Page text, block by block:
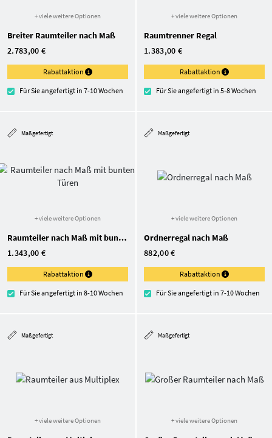
+ viele weitere Optionen
Breiter Raumteiler nach Maß
2.783,00 €
Rabattaktion
Für Sie angefertigt in 7-10 Wochen
+ viele weitere Optionen
Raumtrenner Regal
1.383,00 €
Rabattaktion
Für Sie angefertigt in 5-8 Wochen
Maßgefertigt
+ viele weitere Optionen
Raumteiler nach Maß mit bunten Türen
1.343,00 €
Rabattaktion
Für Sie angefertigt in 8-10 Wochen
Maßgefertigt
+ viele weitere Optionen
Ordnerregal nach Maß
882,00 €
Rabattaktion
Für Sie angefertigt in 7-10 Wochen
Maßgefertigt
+ viele weitere Optionen
Maßgefertigt
+ viele weitere Optionen